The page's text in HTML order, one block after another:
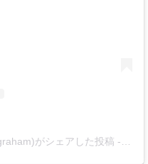
がシェアした投稿 -